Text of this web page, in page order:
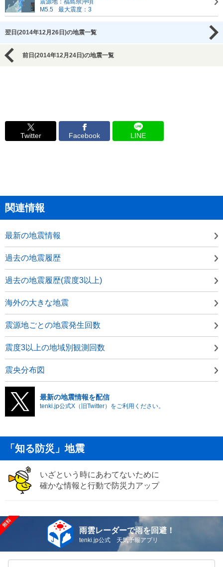
震源地：福島県沖頃
M5.5
最大震度：3
翌日(2014年12月26日)の地震一覧
前日(2014年12月24日)の地震一覧
Twitter Facebook LINE
関連情報
最新の地震情報
過去の地震履歴
過去の地震履歴(震度3以上)
海外の大きな地震
震源地ごとの地震発生回数
震度3以上の地域別観測回数
震央分布図
最新の地震情報を配信
tenki.jp公式X（旧Twitter）をご利用ください。
「知る防災」地震
いざという時にあわてないために
確かな情報と行動で防災力アップ
雨雲レーダーで雨を回避！
tenki.jp公式 天気予報アプリ